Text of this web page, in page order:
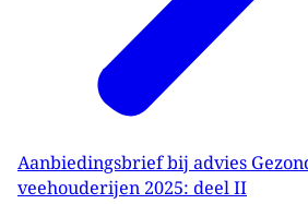
Aanbiedingsbrief bij advies
veehouderijen 2025: deel II